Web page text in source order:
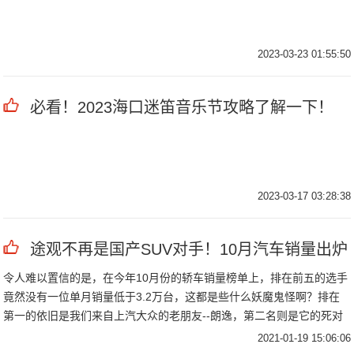
2023-03-23 01:55:50
必看！2023海口迷笛音乐节攻略了解一下！
2023-03-17 03:28:38
途观不再是国产SUV对手！10月汽车销量出炉
令人难以置信的是，在今年10月份的轿车销量榜单上，排在前五的选手
竟然没有一位单月销量低于3.2万台，这都是些什么妖魔鬼怪啊？排在
第一的依旧是我们来自上汽大众的老朋友--朗逸，第二名则是它的死对
2021-01-19 15:06:06